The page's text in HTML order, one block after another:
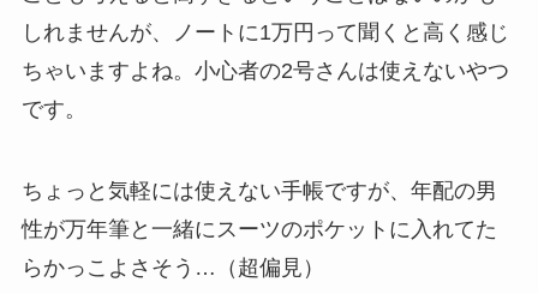
しれませんが、ノートに1万円って聞くと高く感じ
ちゃいますよね。小心者の2号さんは使えないやつ
です。
ちょっと気軽には使えない手帳ですが、年配の男
性が万年筆と一緒にスーツのポケットに入れてた
らかっこよさそう…（超偏見）